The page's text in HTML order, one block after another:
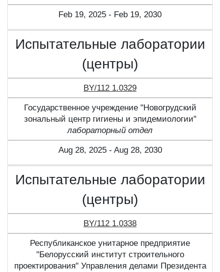
Feb 19, 2025 - Feb 19, 2030
Испытательные лаборатории
(центры)
BY/112 1.0329
Государственное учреждение "Новогрудский
зональный центр гигиены и эпидемиологии"
лабораторный отдел
Aug 28, 2025 - Aug 28, 2030
Испытательные лаборатории
(центры)
BY/112 1.0338
Республиканское унитарное предприятие
"Белорусский институт строительного
проектирования" Управления делами Президента